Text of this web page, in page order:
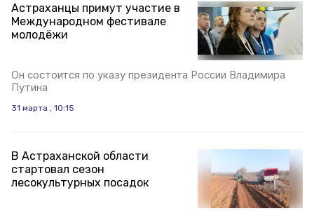
Астраханцы примут участие в
Международном фестивале
молодёжи
Он состоится по указу президента России Владимира
Путина
31 марта , 10:15
В Астраханской области
стартовал сезон
лесокультурных посадок